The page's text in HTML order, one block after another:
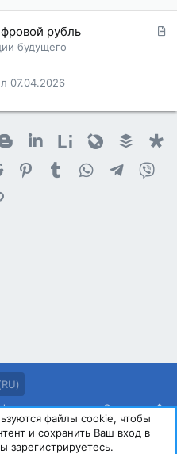
С
рубль
будущего
07.04.2026
Blogger LinkedinLiveinternet
Livejournal
Buffer
Reddit PinterestTumblr WhatsAppTelegram
почта
Справка
файлы cookie, чтобы
и сохранить Ваш вход в
зарегистрируетесь.